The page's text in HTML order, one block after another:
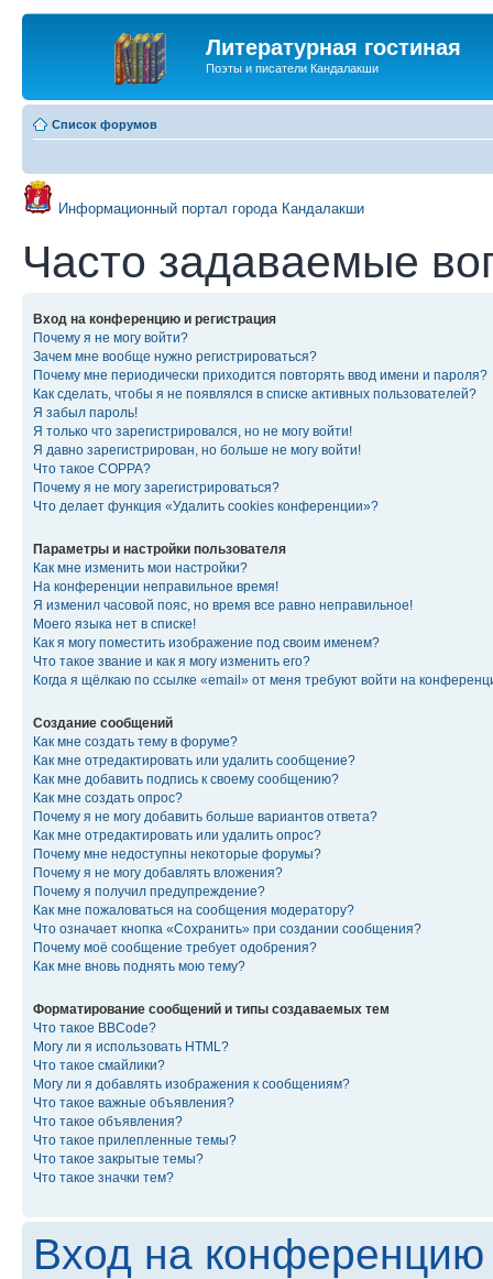
Литературная гостиная
Поэты и писатели Кандалакши
Список форумов
Информационный портал города Кандалакши
Часто задаваемые
Вход на конференцию и регистрация
Почему я не могу войти?
Зачем мне вообще нужно регистрироваться?
Почему мне периодически приходится повторять ввод имени и пароля?
Как сделать, чтобы я не появлялся в списке активных пользователей?
Я забыл пароль!
Я только что зарегистрировался, но не могу войти!
Я давно зарегистрирован, но больше не могу войти!
Что такое COPPA?
Почему я не могу зарегистрироваться?
Что делает функция «Удалить cookies конференции»?
Параметры и настройки пользователя
Как мне изменить мои настройки?
На конференции неправильное время!
Я изменил часовой пояс, но время все равно неправильное!
Моего языка нет в списке!
Как я могу поместить изображение под своим именем?
Что такое звание и как я могу изменить его?
Когда я щёлкаю по ссылке «email» от меня требуют войти на
Создание сообщений
Как мне создать тему в форуме?
Как мне отредактировать или удалить сообщение?
Как мне добавить подпись к своему сообщению?
Как мне создать опрос?
Почему я не могу добавить больше вариантов ответа?
Как мне отредактировать или удалить опрос?
Почему мне недоступны некоторые форумы?
Почему я не могу добавлять вложения?
Почему я получил предупреждение?
Как мне пожаловаться на сообщения модератору?
Что означает кнопка «Сохранить» при создании сообщения?
Почему моё сообщение требует одобрения?
Как мне вновь поднять мою тему?
Форматирование сообщений и типы создаваемых тем
Что такое BBCode?
Могу ли я использовать HTML?
Что такое смайлики?
Могу ли я добавлять изображения к сообщениям?
Что такое важные объявления?
Что такое объявления?
Что такое прилепленные темы?
Что такое закрытые темы?
Что такое значки тем?
Вход на конференцию